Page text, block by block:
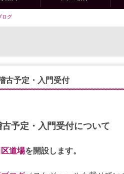
ログ
予定・入門受付
予定・入門受付について
道場を開設します。